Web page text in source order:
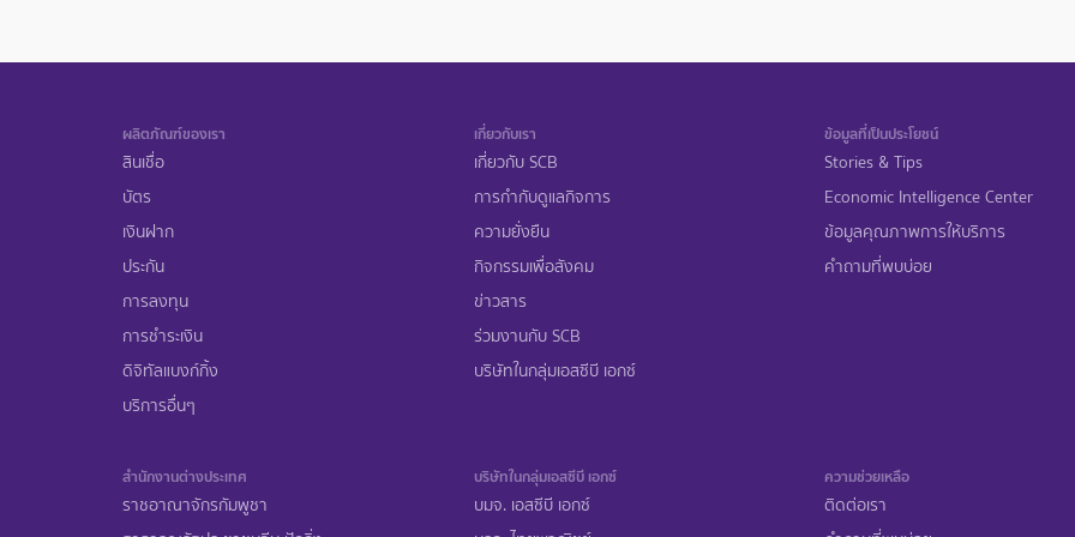
ผลิตภัณฑ์ของเรา
สินเชื่อ
บัตร
เงินฝาก
ประกัน
การลงทุน
การชำระเงิน
ดิจิทัลแบงก์กิ้ง
บริการอื่นๆ
เกี่ยวกับเรา
เกี่ยวกับ SCB
การกำกับดูแลกิจการ
ความยั่งยืน
กิจกรรมเพื่อสังคม
ข่าวสาร
ร่วมงานกับ SCB
บริษัทในกลุ่มเอสซีบี เอกซ์
ข้อมูลที่เป็นประโยชน์
Stories & Tips
Economic Intelligence Center
ข้อมูลคุณภาพการให้บริการ
คำถามที่พบบ่อย
สำนักงานต่างประเทศ
ราชอาณาจักรกัมพูชา
บริษัทในกลุ่มเอสซีบี เอกซ์
บมจ. เอสซีบี เอกซ์
ความช่วยเหลือ
ติดต่อเรา